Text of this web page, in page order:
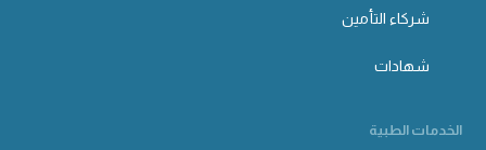
شركاء التأمين
شهادات
الخدمات الطبية